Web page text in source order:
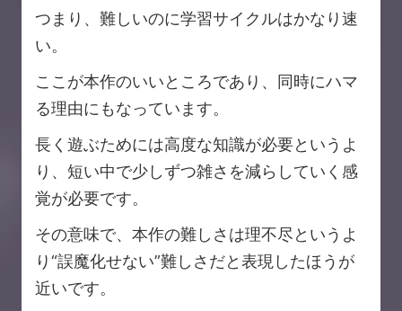
つまり、難しいのに学習サイクルはかなり速
い。
ここが本作のいいところであり、同時にハマ
る理由にもなっています。
長く遊ぶためには高度な知識が必要というよ
り、短い中で少しずつ雑さを減らしていく感
覚が必要です。
その意味で、本作の難しさは理不尽というよ
り“誤魔化せない”難しさだと表現したほうが
近いです。